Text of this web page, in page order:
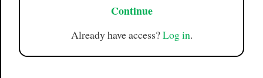
Continue
Already have access?Log in.